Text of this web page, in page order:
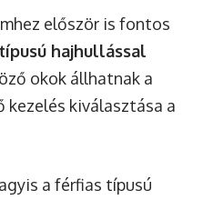
először is fontos
hajhullással
okok állhatnak a
kezelés kiválasztása a
a férfias típusú